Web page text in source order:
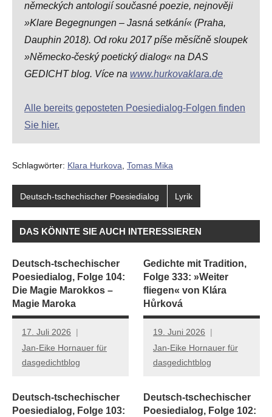
německých antologií současné poezie, nejnověji
»Klare Begegnungen – Jasná setkání« (Praha,
Dauphin 2018). Od roku 2017 píše měsíčně sloupek
»Německo-český poetický dialog« na DAS
GEDICHT blog. Více na www.hurkovaklara.de
Alle bereits geposteten Poesiedialog-Folgen finden
Sie hier.
Schlagwörter: Klara Hurkova Tomas Mika
Deutsch-tschechischer Poesiedialog Lyrik
DAS KÖNNTE SIE AUCH INTERESSIEREN
Deutsch-tschechischer
Poesiedialog, Folge 104:
Die Magie Marokkos –
Magie Maroka
17. Juli 2026
Jan-Eike Hornauer für
dasgedichtblog
Gedichte mit Tradition,
Folge 333: »Weiter
fliegen« von Klára
Hůrková
19. Juni 2026
Jan-Eike Hornauer für
dasgedichtblog
Deutsch-tschechischer
Poesiedialog, Folge 103:
Deutsch-tschechischer
Poesiedialog, Folge 102: